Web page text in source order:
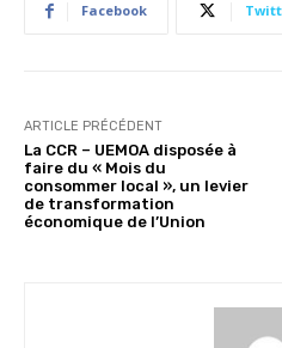
Facebook
ARTICLE PRÉCÉDENT
La CCR – UEMOA disposée à
faire du « Mois du
consommer local », un levier
de transformation
économique de l’Union